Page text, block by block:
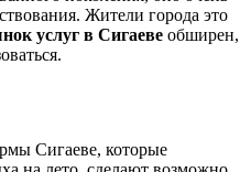
Жители города это
услуг в Сигаеве обширен,
Сигаеве, которые